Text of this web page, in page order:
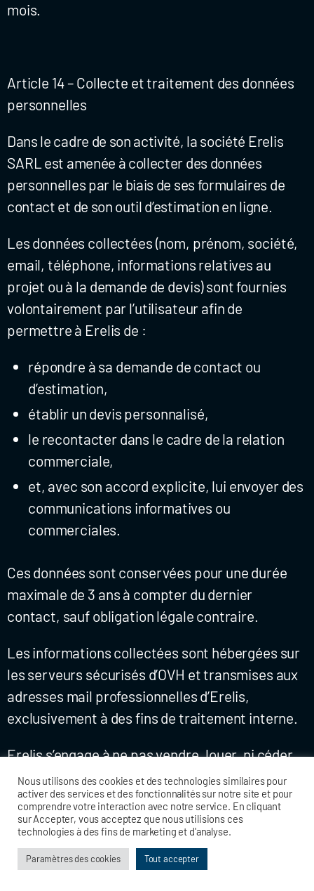
mois.
Article 14 – Collecte et traitement des données
personnelles
Dans le cadre de son activité, la société Erelis
SARL est amenée à collecter des données
personnelles par le biais de ses formulaires de
contact et de son outil d’estimation en ligne.
Les données collectées (nom, prénom, société,
email, téléphone, informations relatives au
projet ou à la demande de devis) sont fournies
volontairement par l’utilisateur afin de
permettre à Erelis de :
répondre à sa demande de contact ou
d’estimation,
établir un devis personnalisé,
le recontacter dans le cadre de la relation
commerciale,
et, avec son accord explicite, lui envoyer des
communications informatives ou
commerciales.
Ces données sont conservées pour une durée
maximale de 3 ans à compter du dernier
contact, sauf obligation légale contraire.
Les informations collectées sont hébergées sur
les serveurs sécurisés d’OVH et transmises aux
adresses mail professionnelles d’Erelis,
exclusivement à des fins de traitement interne.
Erelis s’engage à ne pas vendre, louer, ni céder
ces données à des tiers.
Article 15 – Responsable du traitement
Nous utilisons des cookies et des technologies similaires pour
activer des services et des fonctionnalités sur notre site et pour
comprendre votre interaction avec notre service. En cliquant
sur Accepter, vous acceptez que nous utilisions ces
technologies à des fins de marketing et d'analyse.
Paramètres des cookies Tout accepter